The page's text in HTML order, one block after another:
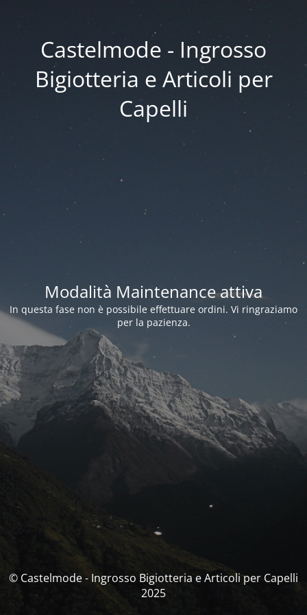
Castelmode - Ingrosso
Bigiotteria e Articoli per
Capelli
Modalità Maintenance attiva
In questa fase non è possibile effettuare ordini. Vi ringraziamo
per la pazienza.
© Castelmode - Ingrosso Bigiotteria e Articoli per Capelli
2025